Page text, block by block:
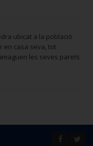
ubicat a la població
en casa seva, tot
les seves parets